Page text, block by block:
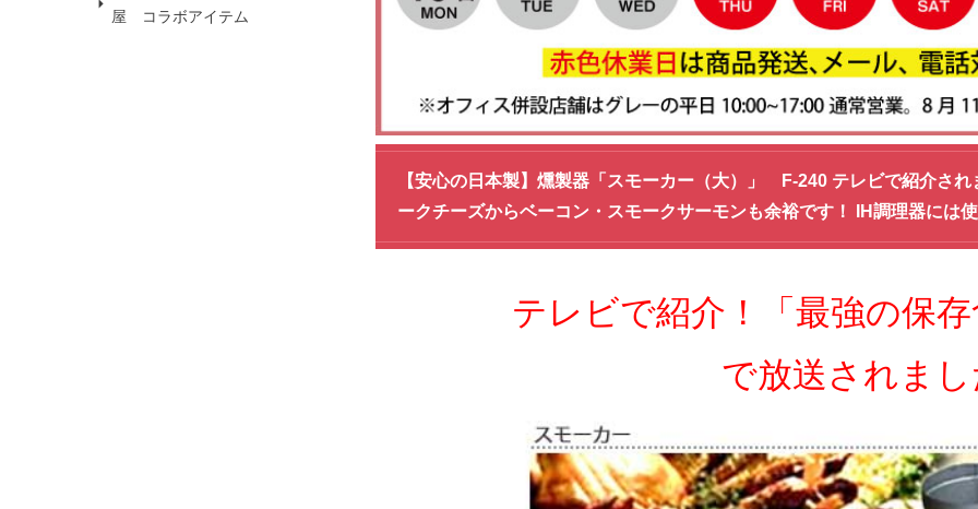
屋 コラボアイテム
【安心の日本製】燻製器「スモーカー（大）」 F-240 テレビで紹介さ
ークチーズからベーコン・スモークサーモンも余裕です！ IH調理器には
テレビで紹介！「最強の保
で放送されま